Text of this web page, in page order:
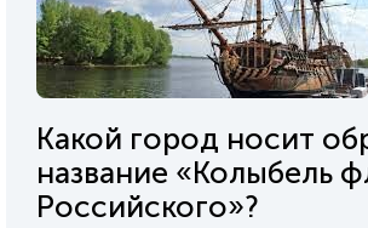
Какой город носит
название «Колыбель
Российского»?